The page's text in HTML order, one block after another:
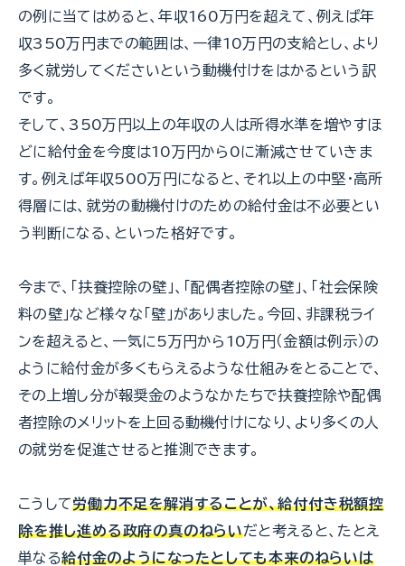
の例に当てはめると、年収160万円を超えて、例えば年
収350万円までの範囲は、一律10万円の支給とし、より
多く就労してくださいという動機付けをはかるという訳
です。
そして、350万円以上の年収の人は所得水準を増やすほ
どに給付金を今度は10万円から0に漸減させていきま
す。例えば年収500万円になると、それ以上の中堅・高所
得層には、就労の動機付けのための給付金は不必要とい
う判断になる、といった格好です。
今まで、「扶養控除の壁」、「配偶者控除の壁」、「社会保険
料の壁」など様々な「壁」がありました。今回、非課税ライ
ンを超えると、一気に5万円から10万円（金額は例示）の
ように給付金が多くもらえるような仕組みをとることで、
その上増し分が報奨金のようなかたちで扶養控除や配偶
者控除のメリットを上回る動機付けになり、より多くの人
の就労を促進させると推測できます。
こうして労働力不足を解消することが、給付付き税額控
除を推し進める政府の真のねらいだと考えると、たとえ
単なる給付金のようになったとしても本来のねらいは